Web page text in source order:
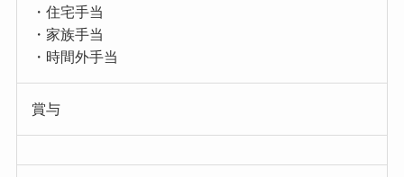
・住宅手当
・家族手当
・時間外手当
賞与